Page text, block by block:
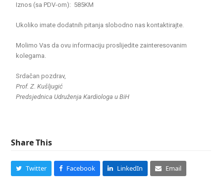
Iznos (sa PDV-om): 585KM
Ukoliko imate dodatnih pitanja slobodno nas kontaktirajte.
Molimo Vas da ovu informaciju proslijedite zainteresovanim
kolegama.
Srdačan pozdrav,
Prof. Z. Kušljugić
Predsjednica Udruženja Kardiologa u BiH
Share This
Twitter Facebook LinkedIn Email